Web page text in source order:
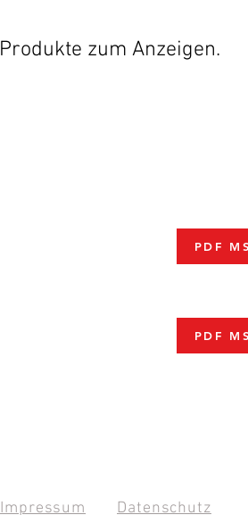
PDF
zum Anzeigen.
PDF
Impressum Datenschutz